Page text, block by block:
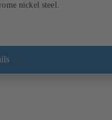
nickel steel.